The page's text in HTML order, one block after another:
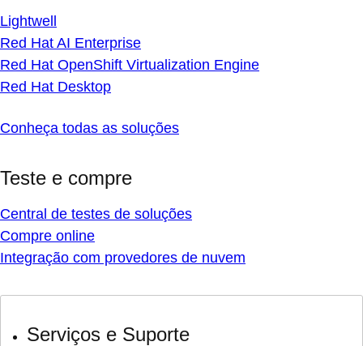
Lightwell
Red Hat AI Enterprise
Red Hat OpenShift Virtualization Engine
Red Hat Desktop
Conheça todas as soluções
Teste e compre
Central de testes de soluções
Compre online
Integração com provedores de nuvem
Serviços e Suporte